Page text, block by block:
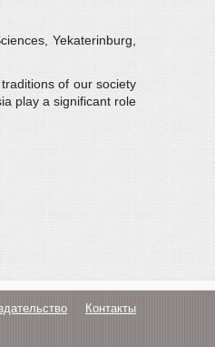
Yekaterinburg,
of our society
play a significant role
Контакты